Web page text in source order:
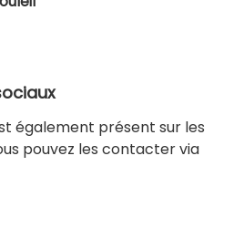
également présent sur les
pouvez les contacter via